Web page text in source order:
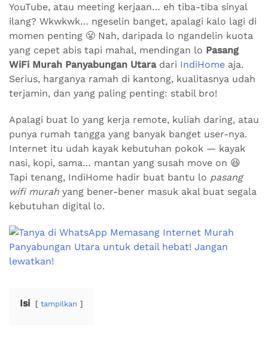
YouTube, atau meeting kerjaan… eh tiba-tiba sinyal
ilang? Wkwkwk… ngeselin banget, apalagi kalo lagi di
momen penting 😤 Nah, daripada lo ngandelin kuota
yang cepet abis tapi mahal, mendingan lo Pasang
WiFi Murah Panyabungan Utaradari IndiHome aja.
Serius, harganya ramah di kantong, kualitasnya udah
terjamin, dan yang paling penting: stabil bro!
Apalagi buat lo yang kerja remote, kuliah daring, atau
punya rumah tangga yang banyak banget user-nya.
Internet itu udah kayak kebutuhan pokok — kayak
nasi, kopi, sama… mantan yang susah move on 😆
Tapi tenang, IndiHome hadir buat bantu lo pasang
wifi murah yang bener-bener masuk akal buat segala
kebutuhan digital lo.
Isi tampilkan